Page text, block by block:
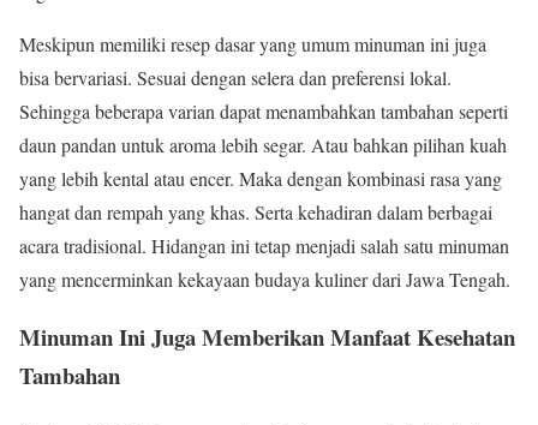
Meskipun memiliki resep dasar yang umum minuman ini juga
bisa bervariasi. Sesuai dengan selera dan preferensi lokal.
Sehingga beberapa varian dapat menambahkan tambahan seperti
daun pandan untuk aroma lebih segar. Atau bahkan pilihan kuah
yang lebih kental atau encer. Maka dengan kombinasi rasa yang
hangat dan rempah yang khas. Serta kehadiran dalam berbagai
acara tradisional. Hidangan ini tetap menjadi salah satu minuman
yang mencerminkan kekayaan budaya kuliner dari Jawa Tengah.
Minuman Ini Juga Memberikan Manfaat Kesehatan
Tambahan